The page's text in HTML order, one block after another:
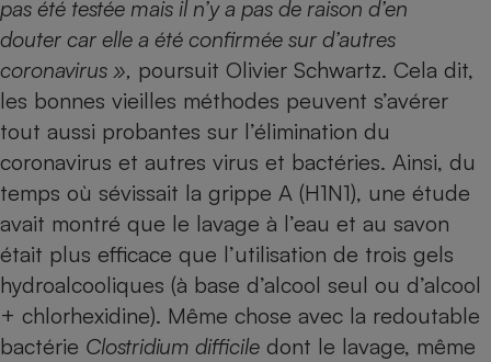
pas été testée mais il n’y a pas de raison d’en
douter car elle a été confirmée sur d’autres
coronavirus », poursuit Olivier Schwartz. Cela dit,
les bonnes vieilles méthodes peuvent s’avérer
tout aussi probantes sur l’élimination du
coronavirus et autres virus et bactéries. Ainsi, du
temps où sévissait la grippe A (H1N1), une étude
avait montré que le lavage à l’eau et au savon
était plus efficace que l’utilisation de trois gels
hydroalcooliques (à base d’alcool seul ou d’alcool
+ chlorhexidine). Même chose avec la redoutable
bactérie Clostridium difficile dont le lavage, même
Climatiseur -
Ventilateur
Antivirus
Climatiseur -
Ventilateur